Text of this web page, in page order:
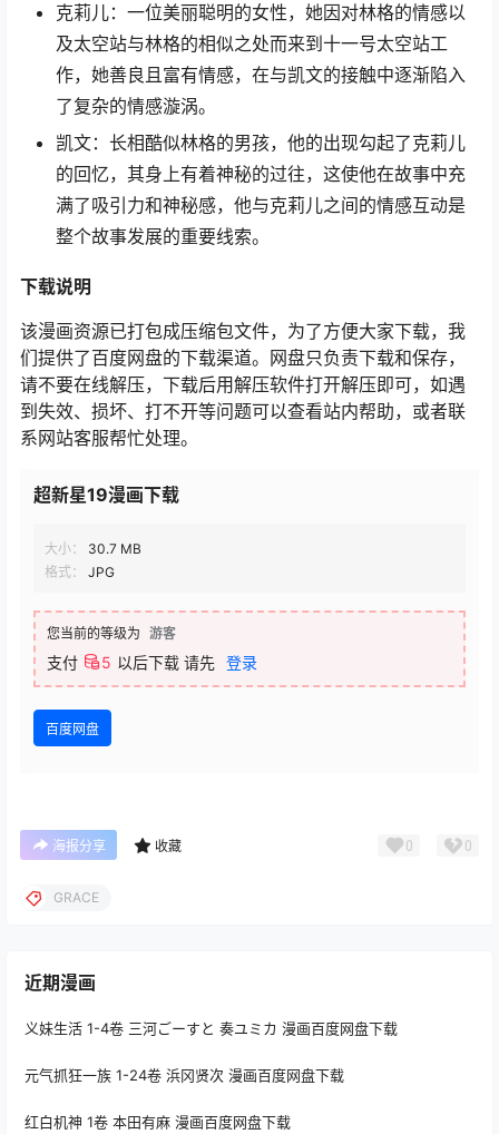
克莉儿：一位美丽聪明的女性，她因对林格的情感以
及太空站与林格的相似之处而来到十一号太空站工
作，她善良且富有情感，在与凯文的接触中逐渐陷入
了复杂的情感漩涡。
凯文：长相酷似林格的男孩，他的出现勾起了克莉儿
的回忆，其身上有着神秘的过往，这使他在故事中充
满了吸引力和神秘感，他与克莉儿之间的情感互动是
整个故事发展的重要线索。
下载说明
该漫画资源已打包成压缩包文件，为了方便大家下载，我
们提供了百度网盘的下载渠道。网盘只负责下载和保存，
请不要在线解压，下载后用解压软件打开解压即可，如遇
到失效、损坏、打不开等问题可以查看站内帮助，或者联
系网站客服帮忙处理。
超新星19漫画下载
大小：
30.7 MB
格式：
JPG
您当前的等级为 游客
支付 5 以后下载 请先 登录
百度网盘
海报分享 收藏 0 0
GRACE
近期漫画
义妹生活 1-4卷 三河ごーすと 奏ユミカ 漫画百度网盘下载
元气抓狂一族 1-24卷 浜冈贤次 漫画百度网盘下载
红白机神 1卷 本田有麻 漫画百度网盘下载